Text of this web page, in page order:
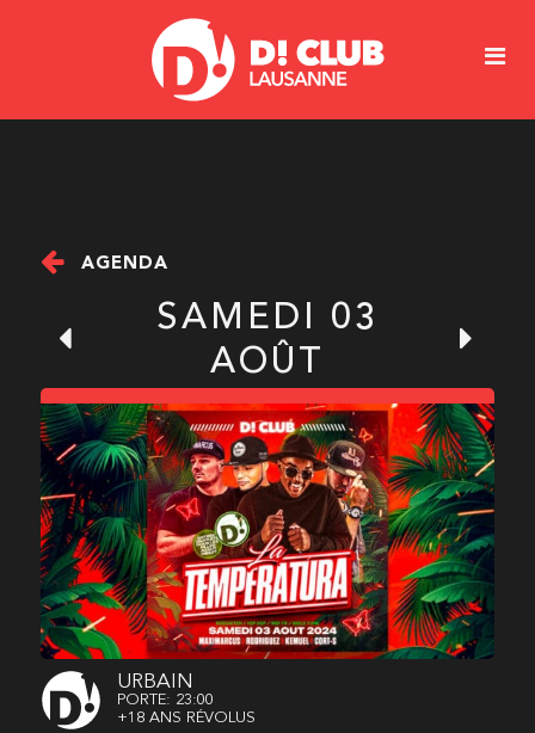
AGENDA
SAMEDI 03
AOÛT
URBAIN
PORTE: 23:00
+18 ANS RÉVOLUS